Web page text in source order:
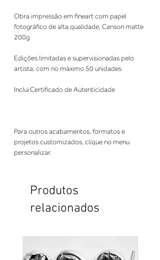
Obra impressão em fineart com papel
fotográfico de alta qualidade, Canson matte
200g
Edições limitadas e supervisionadas pelo
artista, com no máximo 50 unidades
Inclui Certificado de Autenticidade
Para outros acabamentos, formatos e
projetos customizados, clique no menu
personalizar.
Produtos
relacionados